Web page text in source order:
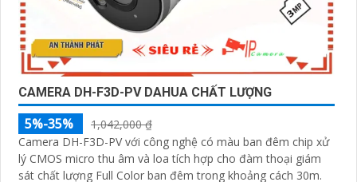
CAMERA DH-F3D-PV DAHUA CHẤT LƯỢNG
5%-35%
1,042,000 ₫
Camera DH-F3D-PV với công nghệ có màu ban đêm chip xử
lý CMOS micro thu âm và loa tích hợp cho đàm thoại giám
sát chất lượng Full Color ban đêm trong khoảng cách 30m.